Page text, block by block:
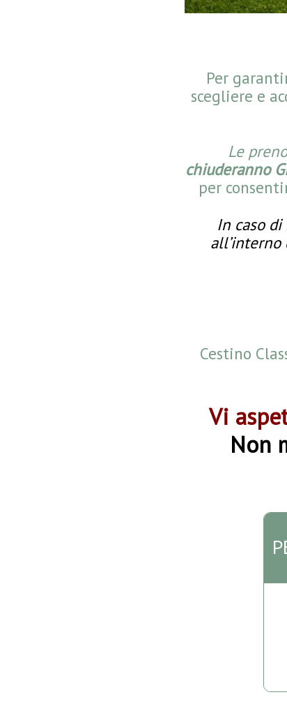
Per
scegliere e
Le
chiuderanno
per
In caso
Cestino
Vi
Non